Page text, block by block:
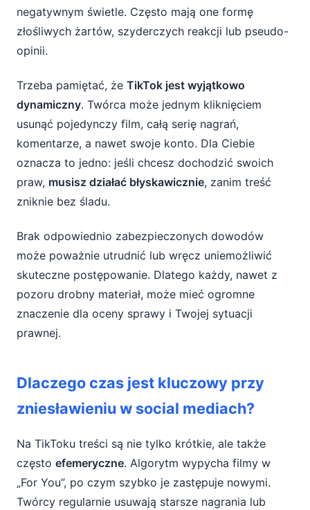
negatywnym świetle. Często mają one formę
złośliwych żartów, szyderczych reakcji lub pseudo-
opinii.
Trzeba pamiętać, że TikTok jest wyjątkowo
dynamiczny. Twórca może jednym kliknięciem
usunąć pojedynczy film, całą serię nagrań,
komentarze, a nawet swoje konto. Dla Ciebie
oznacza to jedno: jeśli chcesz dochodzić swoich
praw, musisz działać błyskawicznie, zanim treść
zniknie bez śladu.
Brak odpowiednio zabezpieczonych dowodów
może poważnie utrudnić lub wręcz uniemożliwić
skuteczne postępowanie. Dlatego każdy, nawet z
pozoru drobny materiał, może mieć ogromne
znaczenie dla oceny sprawy i Twojej sytuacji
prawnej.
Dlaczego czas jest kluczowy przy
zniesławieniu w social mediach?
Na TikToku treści są nie tylko krótkie, ale także
często efemeryczne. Algorytm wypycha filmy w
„For You”, po czym szybko je zastępuje nowymi.
Twórcy regularnie usuwają starsze nagrania lub